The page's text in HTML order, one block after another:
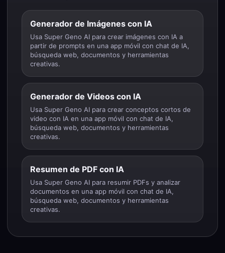
Generador de Imágenes con IA
Usa Super Geno AI para crear imágenes con IA a
partir de prompts en una app móvil con chat de IA,
búsqueda web, documentos y herramientas
creativas.
Generador de Videos con IA
Usa Super Geno AI para crear conceptos cortos de
video con IA en una app móvil con chat de IA,
búsqueda web, documentos y herramientas
creativas.
Resumen de PDF con IA
Usa Super Geno AI para resumir PDFs y analizar
documentos en una app móvil con chat de IA,
búsqueda web, documentos y herramientas
creativas.